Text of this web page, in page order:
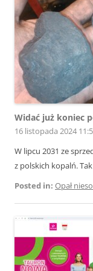
Widać już koniec
16 listopada 2024
W lipcu 2031 ze
z polskich kopalń.
Posted in: Opał